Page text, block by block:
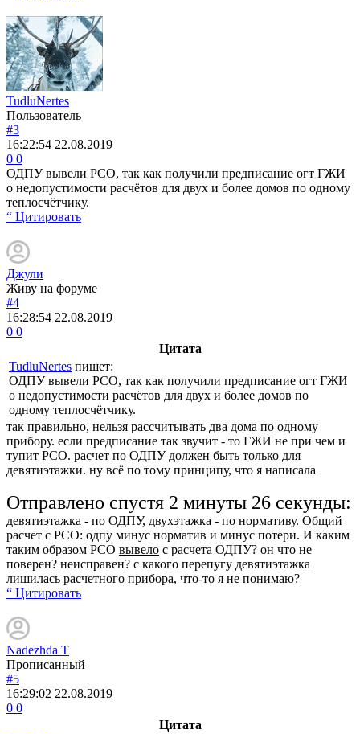
TudluNertes
Пользователь
#3
16:22:54 22.08.2019
0 0
ОДПУ вывели РСО, так как получили предписание огт ГЖИ
о недопустимости расчётов для двух и более домов по одному
теплосчётчику.
“ Цитировать
Джули
Живу на форуме
#4
16:28:54 22.08.2019
0 0
Цитата
TudluNertes пишет:
ОДПУ вывели РСО, так как получили предписание огт ГЖИ
о недопустимости расчётов для двух и более домов по
одному теплосчётчику.
так правильно, нельзя рассчитывать два дома по одному
прибору. если предписание так звучит - то ГЖИ не при чем и
тупит РСО. расчет по ОДПУ должен быть только для
девятиэтажки. ну всё по тому принципу, что я написала
Отправлено спустя 2 минуты 26 секунды:
девятиэтажка - по ОДПУ, двухэтажка - по нормативу. Общий
расчет с РСО: одпу минус норматив и минус потери. И каким
таким образом РСО вывело с расчета ОДПУ? он что не
поверен? неисправен? с какого перепугу девятиэтажка
лишилась расчетного прибора, что-то я не понимаю?
“ Цитировать
Nadezhda T
Прописанный
#5
16:29:02 22.08.2019
0 0
Цитата